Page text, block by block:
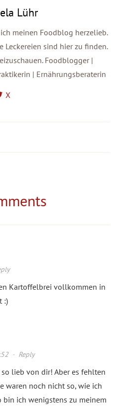
Lühr
meinen Foodblog herzelieb.
Leckereien sind hier zu finden.
Foodblogger |
| Ernährungsberaterin
X
Goodies
Kartoffelbrei vollkommen in
:)
· Reply
so lieb von dir! Aber es fehlten
waren noch nicht so, wie ich
bin ich wenigstens zu meinem